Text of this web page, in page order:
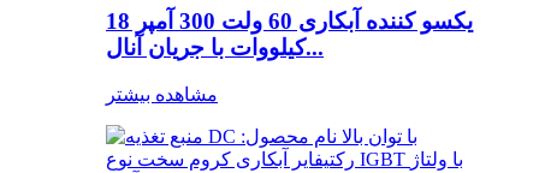
یکسو کننده آبکاری 60 ولت 300 آمپر 18
کیلووات با جریان آنال...
مشاهده بیشتر